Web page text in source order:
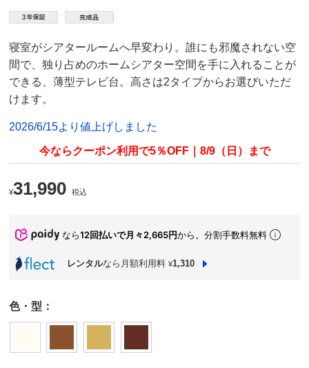
寝室がシアタールームへ早変わり。誰にも邪魔されない空
間で、独り占めのホームシアター空間を手に入れることが
できる、薄型テレビ台。高さは2タイプからお選びいただ
けます。
2026/6/15より値上げしました
今ならクーポン利用で5％OFF｜8/9（日）まで
¥31,990 税込
なら12回払いで月々2,665円から。分割手数料無料
レンタルなら月額利用料 ¥1,310
色・型：